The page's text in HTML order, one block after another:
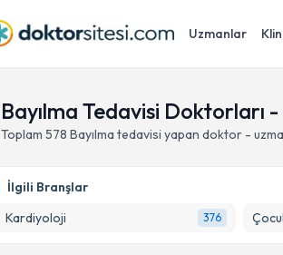
Uzmanlar
Bayılma Tedavisi Doktorları
Toplam 578 Bayılma tedavisi yapan doktor -
İlgili Branşlar
Kardiyoloji
376